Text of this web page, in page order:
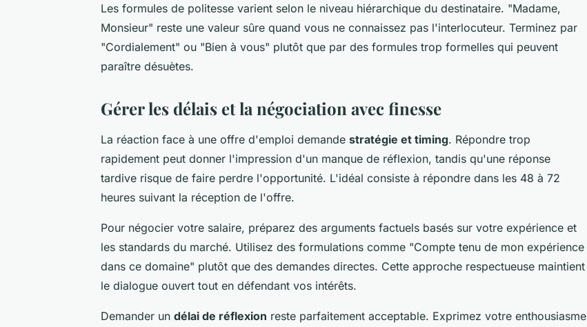
Les formules de politesse varient selon le niveau hiérarchique du destinataire. "Madame,
Monsieur" reste une valeur sûre quand vous ne connaissez pas l'interlocuteur. Terminez par
"Cordialement" ou "Bien à vous" plutôt que par des formules trop formelles qui peuvent
paraître désuètes.
Gérer les délais et la négociation avec finesse
La réaction face à une offre d'emploi demande stratégie et timing. Répondre trop
rapidement peut donner l'impression d'un manque de réflexion, tandis qu'une réponse
tardive risque de faire perdre l'opportunité. L'idéal consiste à répondre dans les 48 à 72
heures suivant la réception de l'offre.
Pour négocier votre salaire, préparez des arguments factuels basés sur votre expérience et
les standards du marché. Utilisez des formulations comme "Compte tenu de mon expérience
dans ce domaine" plutôt que des demandes directes. Cette approche respectueuse maintient
le dialogue ouvert tout en défendant vos intérêts.
Demander un délai de réflexion reste parfaitement acceptable. Exprimez votre enthousiasme